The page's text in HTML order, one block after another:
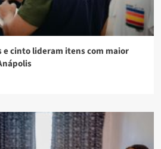
e cinto lideram itens com maior